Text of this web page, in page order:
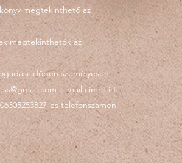
megtekinthető az
megtekinthetők az
időben személyesen
e-mail címre írt
es telefonszámon